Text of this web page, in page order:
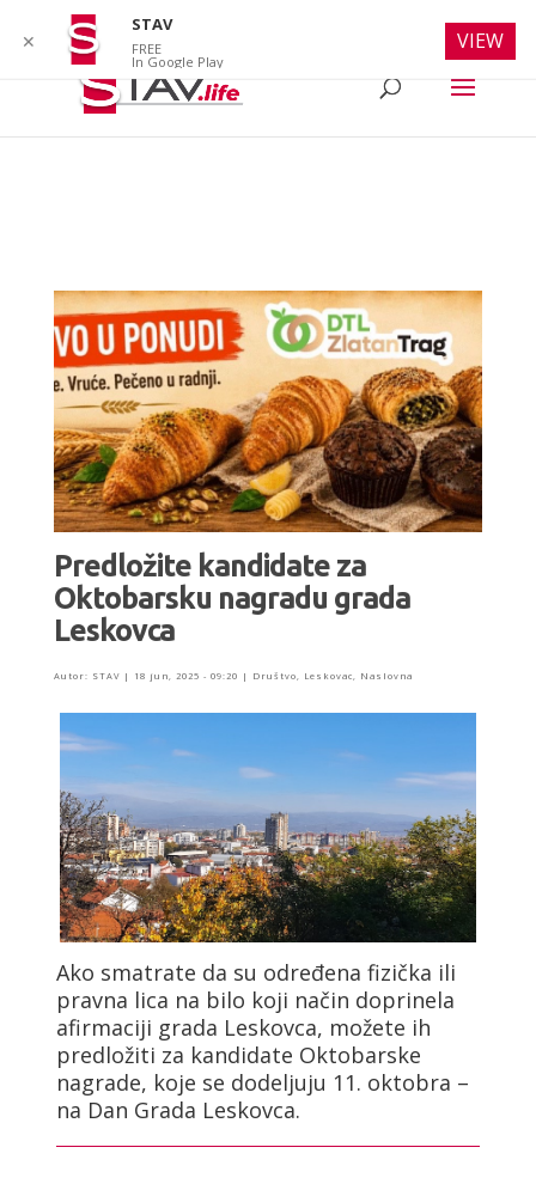
Predložite kandidate za
Oktobarsku nagradu grada
Leskovca
Autor: STAV| 18 jun, 2025 - 09:20 | Društvo Leskovac Naslovna
Ako smatrate da su određena fizička ili
pravna lica na bilo koji način doprinela
afirmaciji grada Leskovca, možete ih
predložiti za kandidate Oktobarske
nagrade, koje se dodeljuju 11. oktobra –
na Dan Grada Leskovca.
✕
STAV
FREE
In Google Play
VIEW